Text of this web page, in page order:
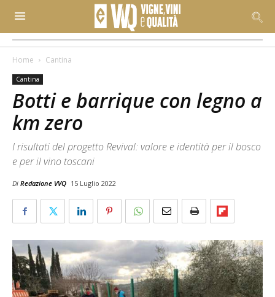
Home Cantina
Cantina
Botti e barrique con legno a
km zero
I risultati del progetto Revival: valore e identità per il bosco
e per il vino toscani
Di Redazione VVQ 15 Luglio 2022